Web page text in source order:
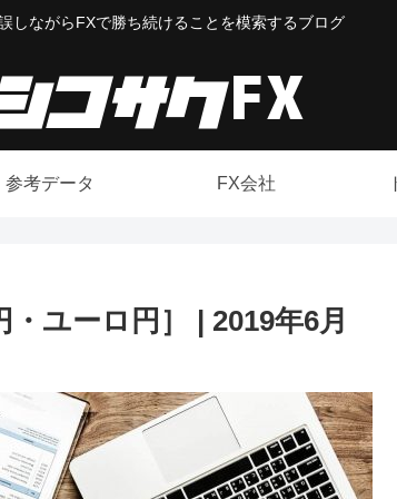
しながらFXで勝ち続けることを模索するブログ
参考データ FX会社
ユーロ円］ | 2019年6月